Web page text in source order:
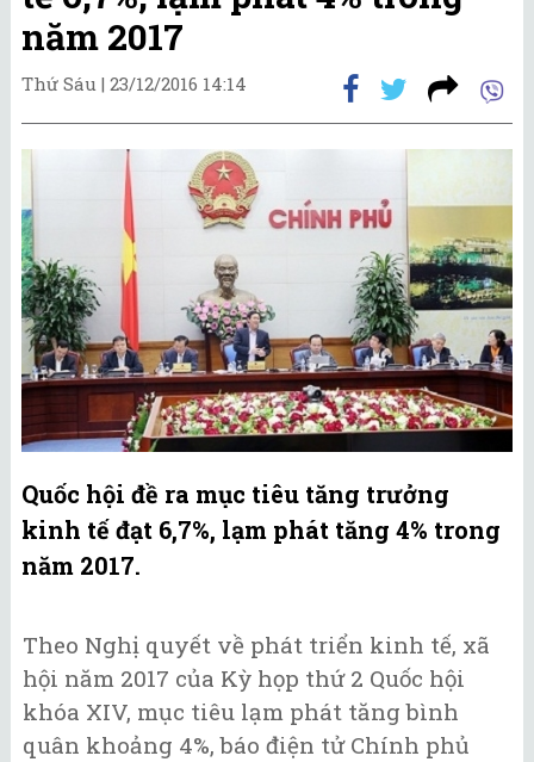
năm 2017
Thứ Sáu | 23/12/2016 14:14
Quốc hội đề ra mục tiêu tăng trưởng
kinh tế đạt 6,7%, lạm phát tăng 4% trong
năm 2017.
Theo Nghị quyết về phát triển kinh tế, xã
hội năm 2017 của Kỳ họp thứ 2 Quốc hội
khóa XIV, mục tiêu lạm phát tăng bình
quân khoảng 4%, báo điện tử Chính phủ